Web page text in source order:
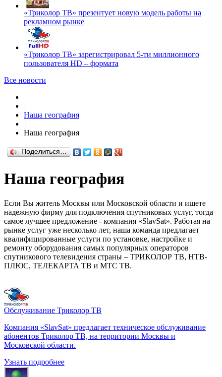
«Триколор ТВ» презентует новую модель работы на
рекламном рынке
«Триколор ТВ» зарегистрировал 5-ти миллионного
пользователя HD – формата
Все новости
|
Наша география
|
Наша география
Поделиться…
Наша география
Если Вы житель Москвы или Московской области и ищете
надежную фирму для подключения спутниковых услуг, тогда
самое лучшее предложение - компания «SlavSat». Работая на
рынке услуг уже несколько лет, наша команда предлагает
квалифицированные услуги по установке, настройке и
ремонту оборудования самых популярных операторов
спутникового телевидения страны – ТРИКОЛОР ТВ, НТВ-
ПЛЮС, ТЕЛЕКАРТА ТВ и МТС ТВ.
Обслуживание Триколор ТВ
Компания «SlavSat» предлагает техническое обслуживание
абонентов Триколор ТВ, на территории Москвы и
Московской области.
Узнать подробнее